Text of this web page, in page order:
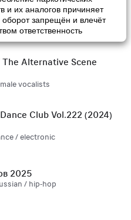
и их аналогов причиняет
запрещён и влечёт
ответственность
MP3
/ '90s
The Alternative Scene
vocalists
Club Vol.222 (2024)
/ electronic
2025
/ hip-hop